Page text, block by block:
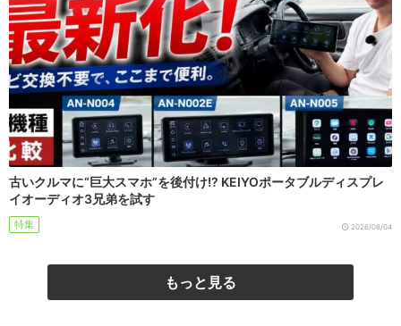
古いクルマに“巨大スマホ”を後付け!? KEIYOポータブルディスプレ
イオーディオ3兄弟を試す
特集 2026/08/04
もっと見る